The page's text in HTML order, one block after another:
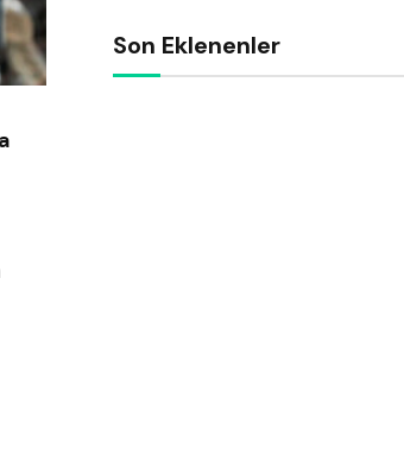
Son Eklenenler